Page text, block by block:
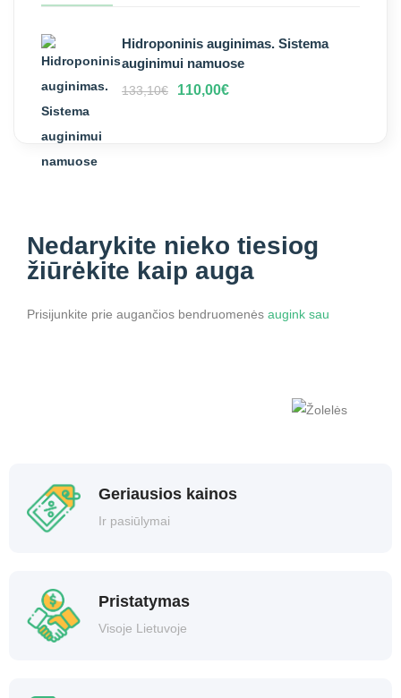
Hidroponinis auginimas. Sistema
auginimui namuose
133,10€ 110,00€
Nedarykite nieko tiesiog
žiūrėkite kaip auga
Prisijunkite prie augančios bendruomenės augink sau
Geriausios kainos
Ir pasiūlymai
Pristatymas
Visoje Lietuvoje